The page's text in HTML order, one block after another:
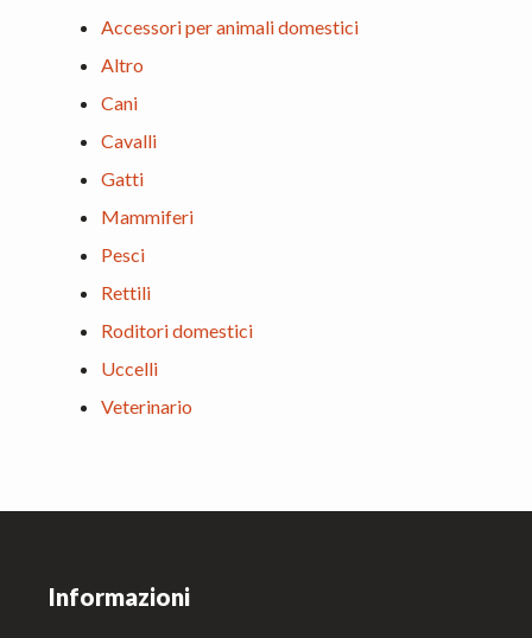
Accessori per animali domestici
Altro
Cani
Cavalli
Gatti
Mammiferi
Pesci
Rettili
Roditori domestici
Uccelli
Veterinario
Informazioni